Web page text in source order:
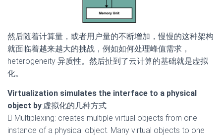
然后随着计算量，或者用户量的不断增加，慢慢的这种架构
就面临着越来越大的挑战，例如如何处理峰值需求，
heterogeneity 异质性。然后扯到了云计算的基础就是虚拟
化。
Virtualization simulates the interface to a physical
object by:虚拟化的几种方式
 Multiplexing: creates multiple virtual objects from one
instance of a physical object. Many virtual objects to one